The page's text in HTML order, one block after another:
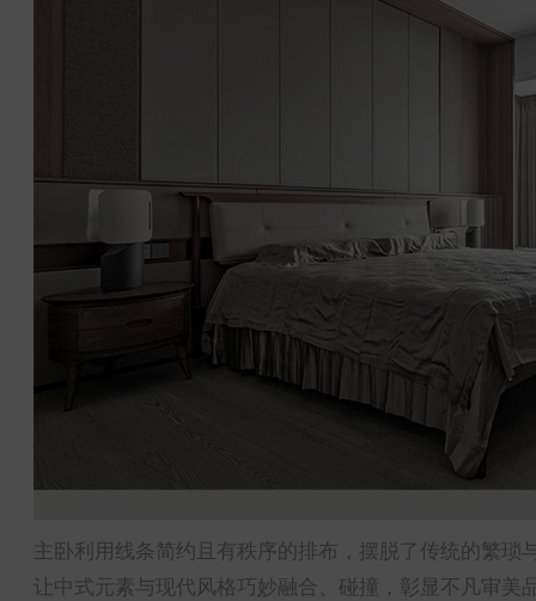
主卧利用线条简约且有秩序的排布，摆脱了传统的繁
让中式元素与现代风格巧妙融合、碰撞，彰显不凡审美